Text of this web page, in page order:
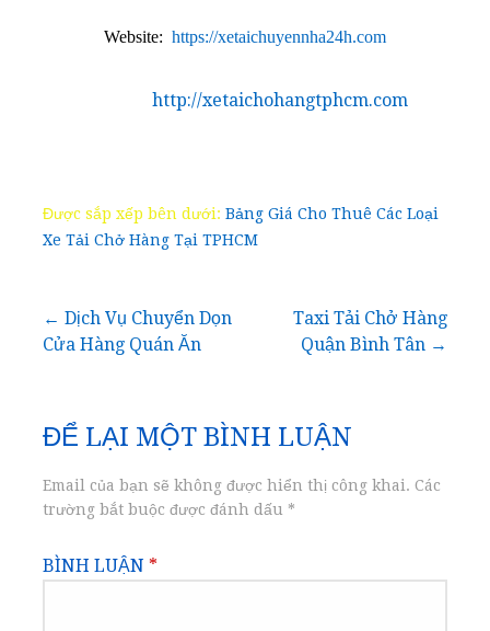
Website: https://xetaichuyennha24h.com
http://xetaichohangtphcm.com
Được sắp xếp bên dưới: Bảng Giá Cho Thuê Các Loại
Xe Tải Chở Hàng Tại TPHCM
Điều
bài
viết
← Dịch Vụ Chuyển Dọn
Cửa Hàng Quán Ăn
Taxi Tải Chở Hàng
Quận Bình Tân →
ĐỂ LẠI MỘT BÌNH LUẬN
Email của bạn sẽ không được hiển thị công khai. Các
trường bắt buộc được đánh dấu *
BÌNH LUẬN *